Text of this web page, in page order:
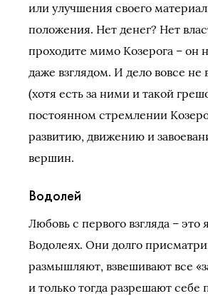
или улучшения своего
положения. Нет денег? Нет
проходите мимо Козерога – он
даже взглядом. И дело вовсе не
(хотя есть за ними и такой
постоянном стремлении
развитию, движению и
вершин.
Водолей
Любовь с первого взгляда – это
Водолеях. Они долго
размышляют, взвешивают все
и только тогда разрешают себе